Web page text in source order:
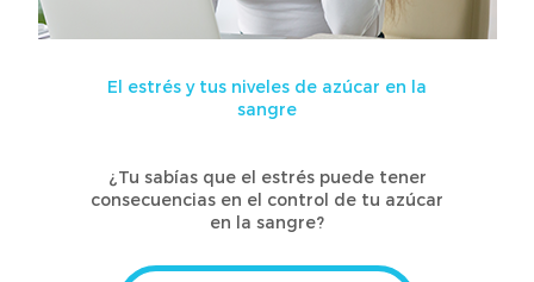
El estrés y tus niveles de azúcar en la
sangre
¿Tu sabías que el estrés puede tener
consecuencias en el control de tu azúcar
en la sangre?